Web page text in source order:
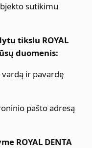
sutikimu
tikslu ROYAL
duomenis:
ir pavardę
pašto adresą
ROYAL DENTA